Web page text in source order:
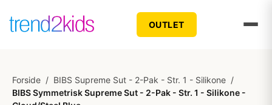
OUTLET
Forside / BIBS Supreme Sut - 2-Pak - Str. 1 - Silikone /
BIBS Symmetrisk Supreme Sut - 2-Pak - Str. 1 - Silikone -